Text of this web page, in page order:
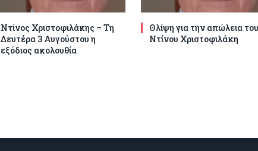
Ντίνος Χριστοφιλάκης – Τη
Δευτέρα 3 Αυγούστου η
εξόδιος ακολουθία
Θλίψη για την απώλεια του
Ντίνου Χριστοφιλάκη